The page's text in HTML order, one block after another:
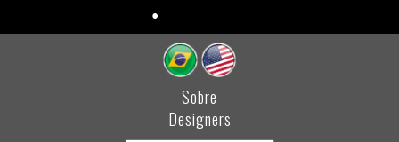
Sobre
Designers